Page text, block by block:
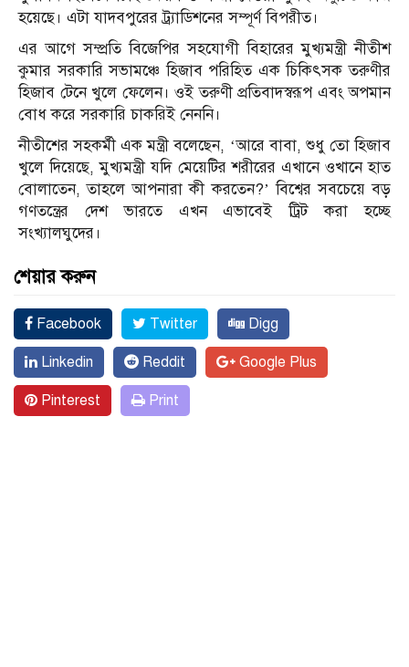
হয়েছে। এটা যাদবপুরের ট্র্যাডিশনের সম্পূর্ণ বিপরীত।
এর আগে সম্প্রতি বিজেপির সহযোগী বিহারের মুখ্যমন্ত্রী নীতীশ
কুমার সরকারি সভামঞ্চে হিজাব পরিহিত এক চিকিৎসক তরুণীর
হিজাব টেনে খুলে ফেলেন। ওই তরুণী প্রতিবাদস্বরূপ এবং অপমান
বোধ করে সরকারি চাকরিই নেননি।
নীতীশের সহকর্মী এক মন্ত্রী বলেছেন, ‘আরে বাবা, শুধু তো হিজাব
খুলে দিয়েছে, মুখ্যমন্ত্রী যদি মেয়েটির শরীরের এখানে ওখানে হাত
বোলাতেন, তাহলে আপনারা কী করতেন?’ বিশ্বের সবচেয়ে বড়
গণতন্ত্রের দেশ ভারতে এখন এভাবেই ট্রিট করা হচ্ছে
সংখ্যালঘুদের।
শেয়ার করুন
Facebook Twitter Digg
Linkedin Reddit Google Plus
Pinterest Print